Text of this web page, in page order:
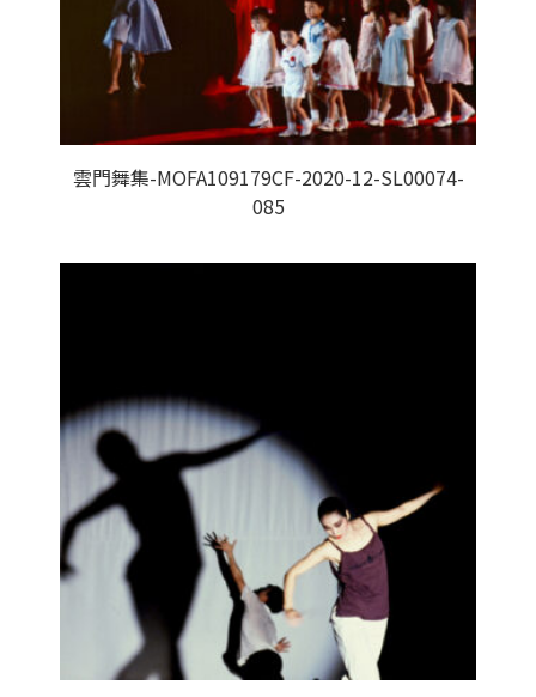
雲門舞集-MOFA109179CF-2020-12-SL00074-
085